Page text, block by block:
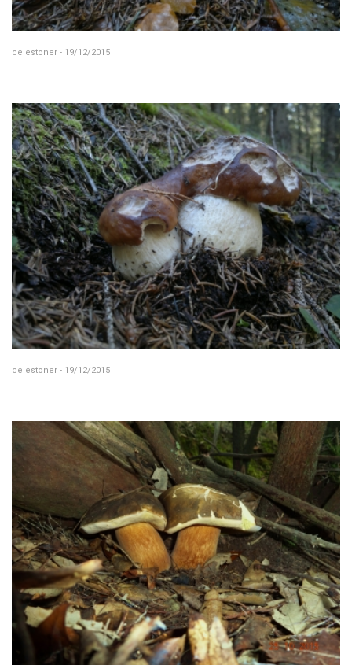
celestoner - 19/12/2015
celestoner - 19/12/2015